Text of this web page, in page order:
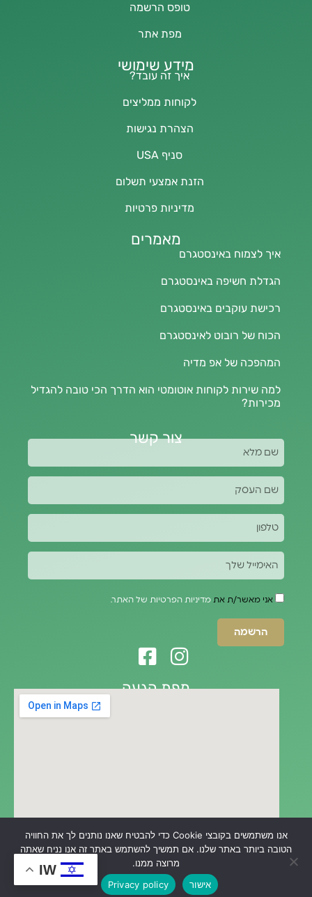
טופס הרשמה
מפת אתר
מידע שימושי
איך זה עובד?
לקוחות ממליצים
הצהרת נגישות
סניף USA
הזנת אמצעי תשלום
מדיניות פרטיות
מאמרים
איך לצמוח באינסטגרם
הגדלת חשיפה באינסטגרם
רכישת עוקבים באינסטגרם
הכוח של רובוט לאינסטגרם
המהפכה של אפ מדיה
למה שירות לקוחות אוטומטי הוא הדרך הכי טובה להגדיל
מכירות?
צור קשר
אני מאשר/ת את מדיניות הפרטיות של האתר.
הרשמה
מפת הגעה
נבנה ע״י ריזולט מדיה | משרד פרסום דיגיטלי | בניית אתר
לעסק Ⓒ
IW
אנו משתמשים בקובצי Cookie כדי להבטיח שאנו נותנים לך את החוויה
הטובה ביותר באתר שלנו. אם תמשיך להשתמש באתר זה אנו נניח שאתה
מרוצה ממנו.
אישור
Privacy policy